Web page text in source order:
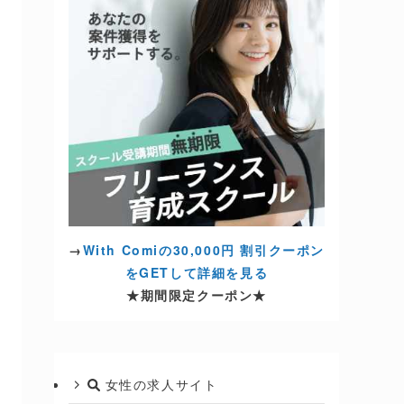
→With Comiの30,000円 割引クーポン
をGETして詳細を見る
★期間限定クーポン★
女性の求人サイト